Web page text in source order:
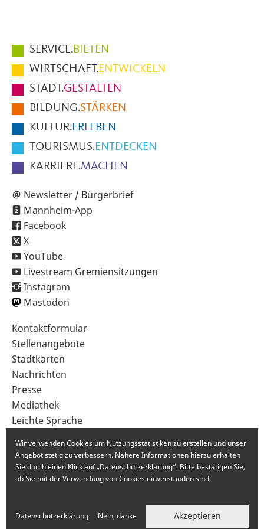
Hauptmenüpunkte
im
Fußbereich
der
Seite
SERVICE.BIETEN
WIRTSCHAFT.ENTWICKELN
STADT.GESTALTEN
BILDUNG.STÄRKEN
KULTUR.ERLEBEN
TOURISMUS.ENTDECKEN
KARRIERE.MACHEN
Newsletter / Bürgerbrief
Mannheim-App
Facebook
X
YouTube
Livestream Gremiensitzungen
Instagram
Mastodon
Sekundärnavigation
im
Fußbereich
Kontaktformular
Stellenangebote
Stadtkarten
Nachrichten
Presse
Mediathek
Leichte Sprache
Wir verwenden Cookies um Nutzungsstatistiken zu erstellen und unser
Angebot stetig zu verbessern. Nähere Informationen hierzu erhalten
Sie durch einen Klick auf „Datenschutzerklärung“. Bitte bestätigen Sie,
ob Sie mit der Verwendung von Cookies einverstanden sind.
Datenschutzerklärung Nein, danke Akzeptieren